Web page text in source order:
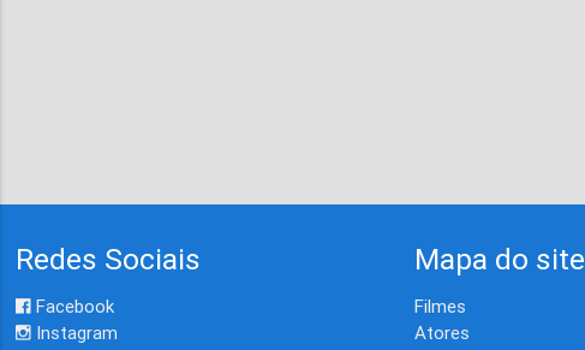
Redes Sociais
Facebook
Instagram
Mapa do site
Filmes
Atores